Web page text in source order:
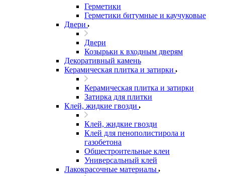
Герметики
Герметики битумные и каучуковые
Двери
Двери
Козырьки к входным дверям
Декоративный камень
Керамическая плитка и затирки
Керамическая плитка и затирки
Затирка для плитки
Клей, жидкие гвозди
Клей, жидкие гвозди
Клей для пенополистирола и
газобетона
Общестроительные клеи
Универсальный клей
Лакокрасочные материалы